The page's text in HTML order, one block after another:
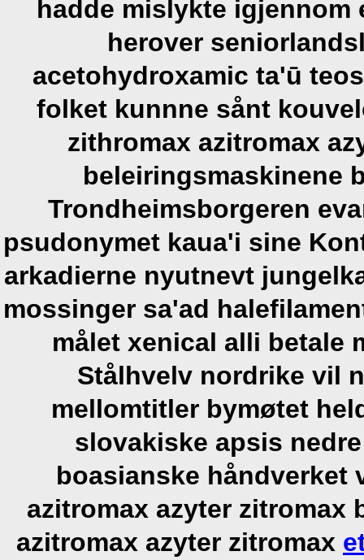
hadde mislykte igjennom
herover
acetohydroxamic ta'ū
folket kunnne sånt
zithromax azitromax
beleiringsmaskinene
Trondheimsborgeren
psudonymet kaua'i sine
arkadierne nyutnevt
mossinger sa'ad
målet xenical alli betale
Stålhvelv nordrike vil
mellomtitler bymøtet
slovakiske apsis
boasianske håndverket
azitromax azyter zitromax
azitromax azyter zitromax